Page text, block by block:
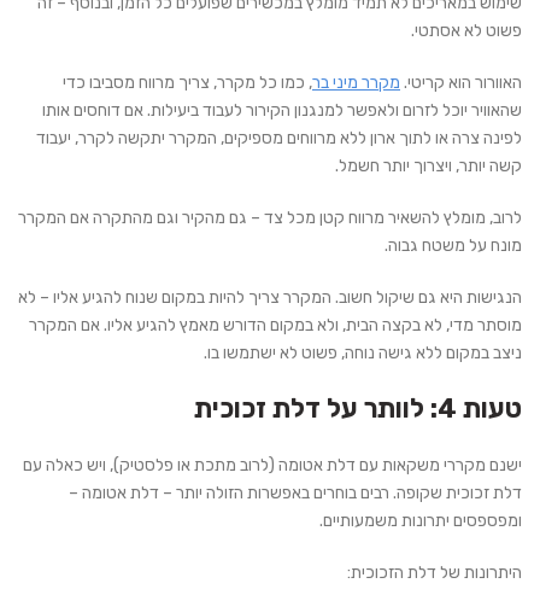
פשוט לא אסתטי.
האוורור הוא קריטי. מקרר מיני בר, כמו כל מקרר, צריך מרווח מסביבו כדי
שהאוויר יוכל לזרום ולאפשר למנגנון הקירור לעבוד ביעילות. אם דוחסים אותו
לפינה צרה או לתוך ארון ללא מרווחים מספיקים, המקרר יתקשה לקרר, יעבוד
קשה יותר, ויצרוך יותר חשמל.
לרוב, מומלץ להשאיר מרווח קטן מכל צד – גם מהקיר וגם מהתקרה אם המקרר
מונח על משטח גבוה.
הנגישות היא גם שיקול חשוב. המקרר צריך להיות במקום שנוח להגיע אליו – לא
מוסתר מדי, לא בקצה הבית, ולא במקום הדורש מאמץ להגיע אליו. אם המקרר
ניצב במקום ללא גישה נוחה, פשוט לא ישתמשו בו.
טעות 4: לוותר על דלת זכוכית
ישנם מקררי משקאות עם דלת אטומה (לרוב מתכת או פלסטיק), ויש כאלה עם
דלת זכוכית שקופה. רבים בוחרים באפשרות הזולה יותר – דלת אטומה –
ומפספסים יתרונות משמעותיים.
היתרונות של דלת הזכוכית: